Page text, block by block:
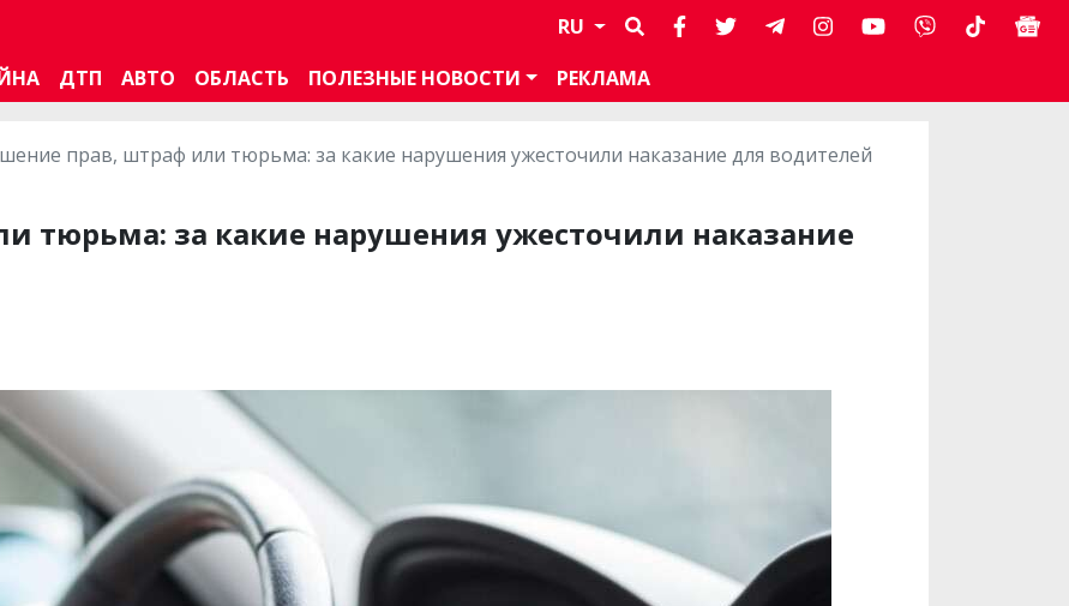
RU
ДТП АВТО ОБЛАСТЬ ПОЛЕЗНЫЕ НОВОСТИ РЕКЛАМА
прав, штраф или тюрьма: за какие нарушения ужесточили наказание для водителей
тюрьма: за какие нарушения ужесточили наказание